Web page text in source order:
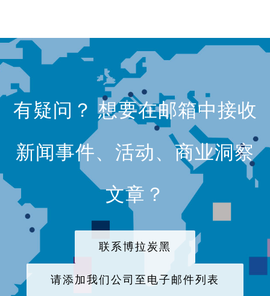
有疑问？ 想要在邮箱中接收
新闻事件、活动、商业洞察
文章？
联系博拉炭黑
请添加我们公司至电子邮件列表